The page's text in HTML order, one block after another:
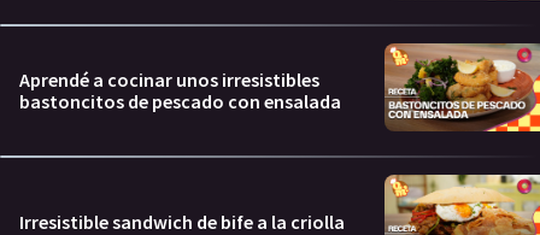
Aprendé a cocinar unos irresistibles
bastoncitos de pescado con ensalada
Irresistible sandwich de bife a la criolla